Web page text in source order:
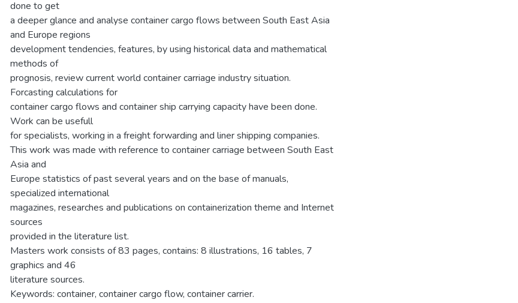
done to get
a deeper glance and analyse container cargo flows between South East Asia
and Europe regions
development tendencies, features, by using historical data and mathematical
methods of
prognosis, review current world container carriage industry situation.
Forcasting calculations for
container cargo flows and container ship carrying capacity have been done.
Work can be usefull
for specialists, working in a freight forwarding and liner shipping companies.
This work was made with reference to container carriage between South East
Asia and
Europe statistics of past several years and on the base of manuals,
specialized international
magazines, researches and publications on containerization theme and Internet
sources
provided in the literature list.
Masters work consists of 83 pages, contains: 8 illustrations, 16 tables, 7
graphics and 46
literature sources.
Keywords: container, container cargo flow, container carrier.